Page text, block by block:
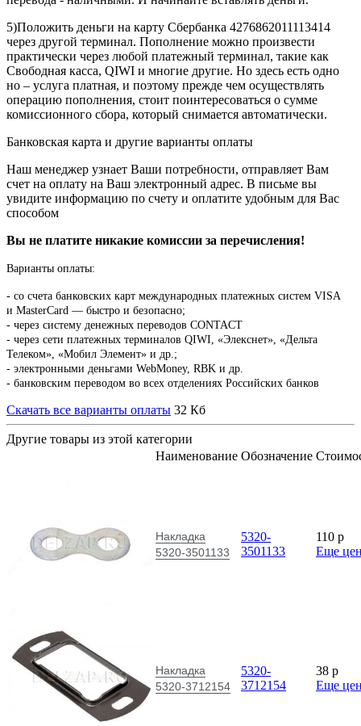
5)Положить деньги на карту Сбербанка 4276862011113414
через другой терминал. Пополнение можно произвести
практически через любой платежный терминал, такие как
Свободная касса, QIWI и многие другие. Но здесь есть одно
но – услуга платная, и поэтому прежде чем осуществлять
операцию пополнения, стоит поинтересоваться о сумме
комиссионного сбора, который снимается автоматически.
Банковская карта и другие варианты оплаты
Наш менеджер узнает Ваши потребности, отправляет Вам
счет на оплату на Ваш электронный адрес. В письме вы
увидите информацию по счету и оплатите удобным для Вас
способом
Вы не платите никакие комиссии за перечисления!
Варианты оплаты:
- со счета банковских карт международных платежных систем VISA
и MasterCard — быстро и безопасно;
- через систему денежных переводов CONTACT
- через сети платежных терминалов QIWI, «Элекснет», «Дельта
Телеком», «Мобил Элемент» и др.;
- электронными деньгами WebMoney, RBK и др.
- банковским переводом во всех отделениях Российских банков
Скачать все варианты оплаты 32 Кб
Другие товары из этой категории
Наименование Обозначение
Накладка
5320-3501133
5320-
3501133
110 p
Еще
Накладка
5320-3712154
5320-
3712154
38 p
Еще